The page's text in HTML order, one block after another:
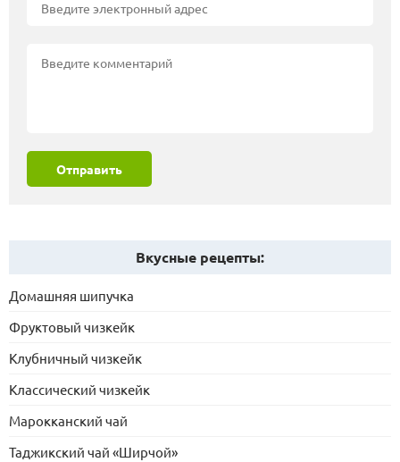
Отправить
Вкусные рецепты:
Домашняя шипучка
Фруктовый чизкейк
Клубничный чизкейк
Классический чизкейк
Марокканский чай
Таджикский чай «Ширчой»